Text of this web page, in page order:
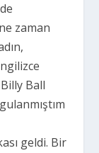
zaman
Ball
geldi. Bir